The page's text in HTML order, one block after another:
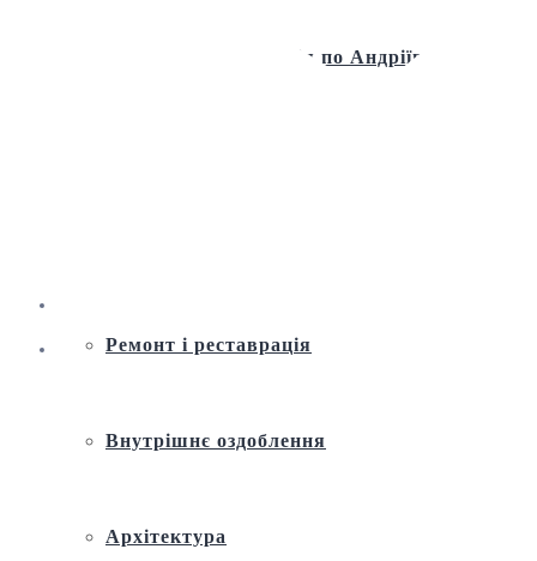
Віртуальна екскурсія по Андріївській
Ремонт і реставрація
Внутрішнє оздоблення
Архітектура